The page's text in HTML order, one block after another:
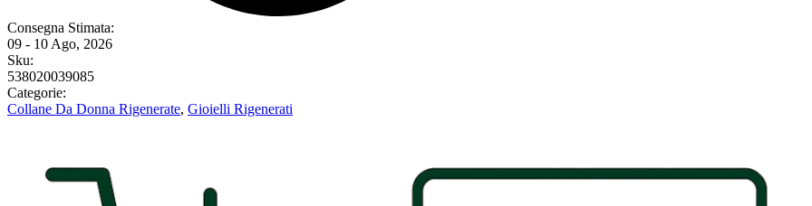
Consegna Stimata:
09 - 10 Ago, 2026
Sku:
538020039085
Categorie:
Collane Da Donna Rigenerate, Gioielli Rigenerati